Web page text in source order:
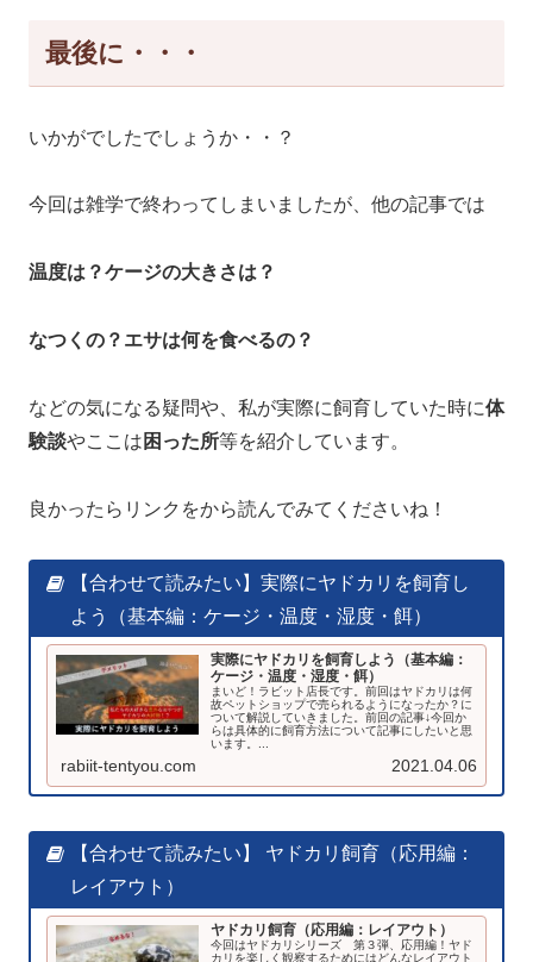
最後に・・・
いかがでしたでしょうか・・？
今回は雑学で終わってしまいましたが、他の記事では
温度は？ケージの大きさは？
なつくの？エサは何を食べるの？
などの気になる疑問や、私が実際に飼育していた時に体
験談やここは 困った所等を紹介しています。
良かったらリンクをから読んでみてくださいね！
【合わせて読みたい】実際にヤドカリを飼育し
よう（基本編：ケージ・温度・湿度・餌）
実際にヤドカリを飼育しよう（基本編：
ケージ・温度・湿度・餌）
まいど！ラビット店長です。前回はヤドカリは何
故ペットショップで売られるようになったか？に
ついて解説していきました。前回の記事↓今回か
らは具体的に飼育方法について記事にしたいと思
います。...
rabiit-tentyou.com 2021.04.06
【合わせて読みたい】 ヤドカリ飼育（応用編：
レイアウト）
ヤドカリ飼育（応用編：レイアウト）
今回はヤドカリシリーズ 第３弾、応用編！ヤド
カリを楽しく観察するためにはどんなレイアウト